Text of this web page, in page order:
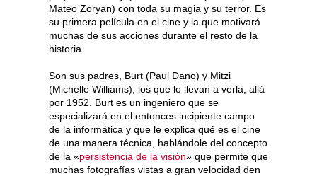
Mateo Zoryan) con toda su magia y su terror. Es
su primera película en el cine y la que motivará
muchas de sus acciones durante el resto de la
historia.
Son sus padres, Burt (Paul Dano) y Mitzi
(Michelle Williams), los que lo llevan a verla, allá
por 1952. Burt es un ingeniero que se
especializará en el entonces incipiente campo
de la informática y que le explica qué es el cine
de una manera técnica, hablándole del concepto
de la «persistencia de la visión» que permite que
muchas fotografías vistas a gran velocidad den